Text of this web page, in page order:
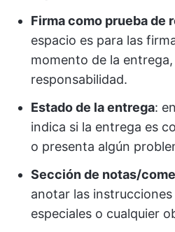
Firma como prueba de
espacio es para las
momento de la
responsabilidad.
Estado de la entrega:
indica si la entrega es
o presenta algún
Sección de notas/
anotar las
especiales o cualquier